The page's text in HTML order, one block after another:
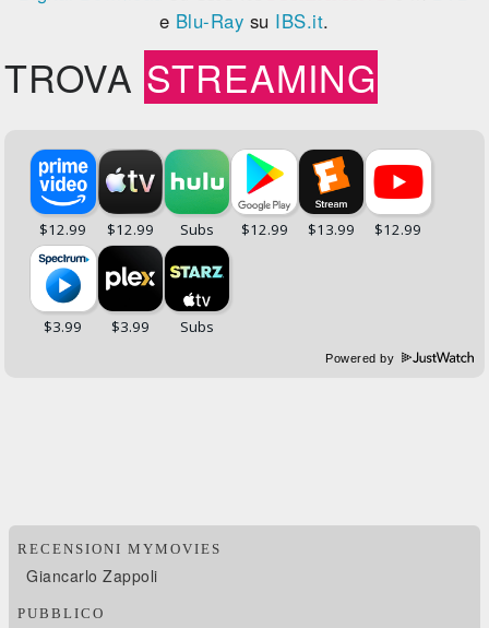
e Blu-Ray su IBS.it.
TROVA STREAMING
Powered by
RECENSIONI MYMOVIES
Giancarlo Zappoli
PUBBLICO